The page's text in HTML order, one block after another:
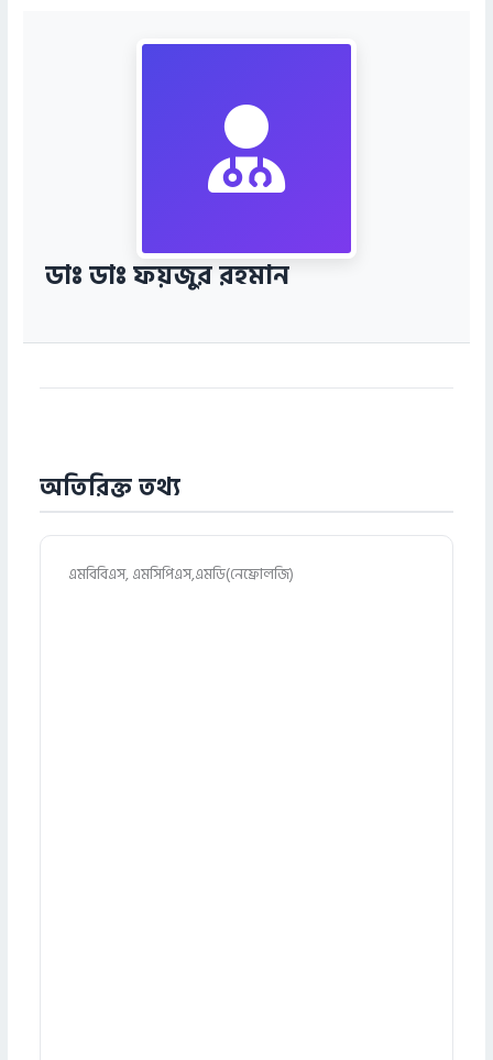
ডাঃ ডাঃ ফয়জুর রহমান
অতিরিক্ত তথ্য
এমবিবিএস, এমসিপিএস,এমডি(নেফ্রোলজি)